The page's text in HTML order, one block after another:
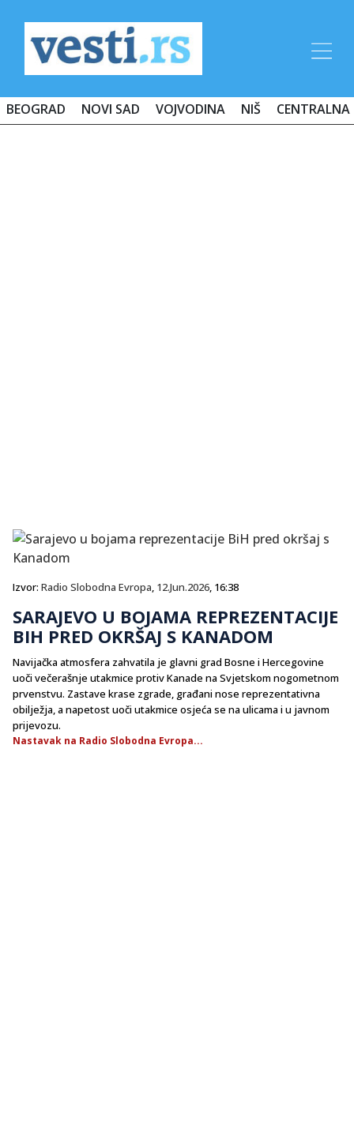
BEOGRAD NOVI SAD VOJVODINA NIŠ CENTRALNA
Izvor: Radio Slobodna Evropa, 12.Jun.2026, 16:38
SARAJEVO U BOJAMA REPREZENTACIJE
BIH PRED OKRŠAJ S KANADOM
Navijačka atmosfera zahvatila je glavni grad Bosne i Hercegovine
uoči večerašnje utakmice protiv Kanade na Svjetskom nogometnom
prvenstvu. Zastave krase zgrade, građani nose reprezentativna
obilježja, a napetost uoči utakmice osjeća se na ulicama i u javnom
prijevozu.
Nastavak na Radio Slobodna Evropa...